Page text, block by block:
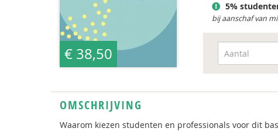
€ 38,50
5%
bij aanschaf van
OMSCHRIJVING
Waarom kiezen studenten en professionals voor dit